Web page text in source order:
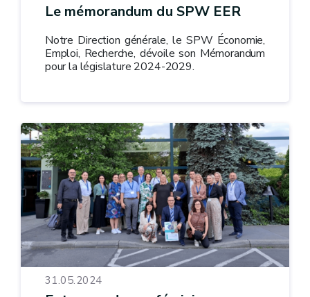
Le mémorandum du SPW EER
Notre Direction générale, le SPW Économie,
Emploi, Recherche, dévoile son Mémorandum
pour la législature 2024-2029.
31.05.2024